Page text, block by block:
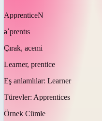
ApprenticeN
əˈprentɪs
Çırak, acemi
Learner, prentice
Eş anlamlılar: Learner
Türevler: Apprentices
Örnek Cümle